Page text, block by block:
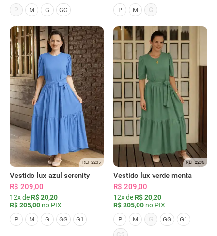
P
M G GG P M G
REF 2235
Vestido lux azul serenity
R$ 209,00
12x de R$ 20,20
R$ 205,00 no PIX
P M G GG G1
REF 2236
Vestido lux verde menta
R$ 209,00
12x de R$ 20,20
R$ 205,00 no PIX
P M G GG G1